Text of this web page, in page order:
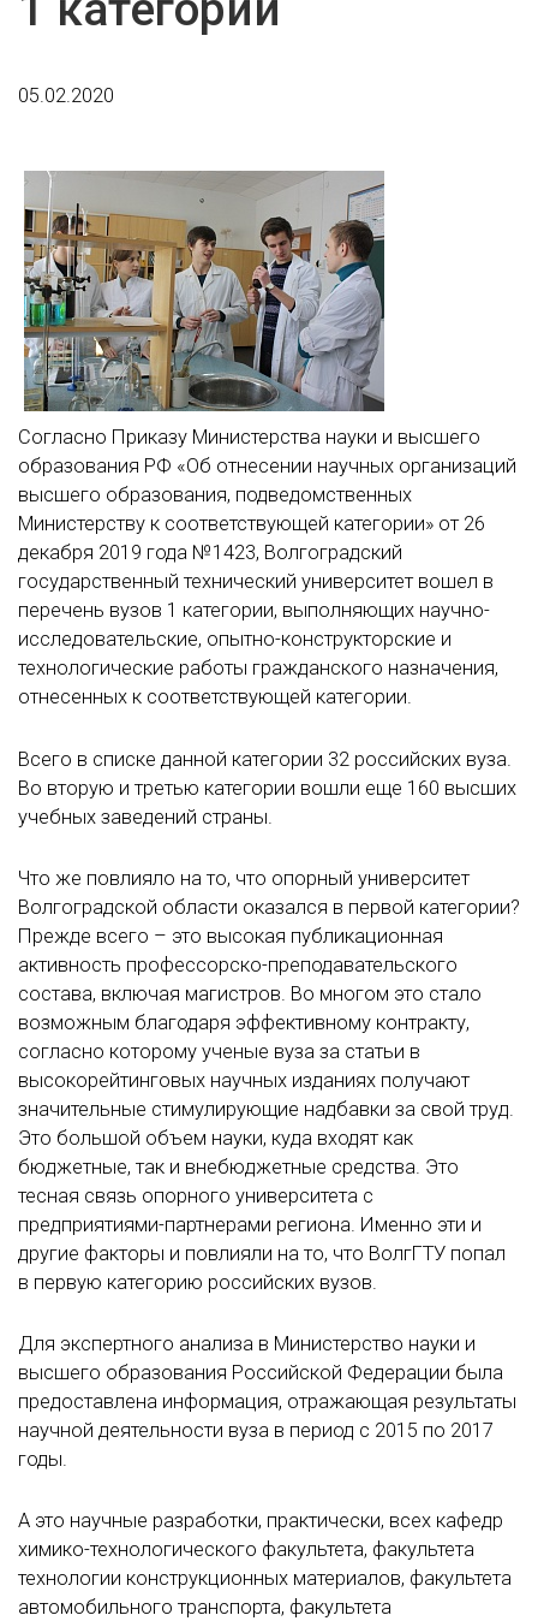
05.02.2020
Согласно Приказу Министерства науки и высшего
образования РФ «Об отнесении научных организаций
высшего образования, подведомственных
Министерству к соответствующей категории» от 26
декабря 2019 года №1423, Волгоградский
государственный технический университет вошел в
перечень вузов 1 категории, выполняющих научно-
исследовательские, опытно-конструкторские и
технологические работы гражданского назначения,
отнесенных к соответствующей категории.
Всего в списке данной категории 32 российских вуза.
Во вторую и третью категории вошли еще 160 высших
учебных заведений страны.
Что же повлияло на то, что опорный университет
Волгоградской области оказался в первой категории?
Прежде всего – это высокая публикационная
активность профессорско-преподавательского
состава, включая магистров. Во многом это стало
возможным благодаря эффективному контракту,
согласно которому ученые вуза за статьи в
высокорейтинговых научных изданиях получают
значительные стимулирующие надбавки за свой труд.
Это большой объем науки, куда входят как
бюджетные, так и внебюджетные средства. Это
тесная связь опорного университета с
предприятиями-партнерами региона. Именно эти и
другие факторы и повлияли на то, что ВолгГТУ попал
в первую категорию российских вузов.
Для экспертного анализа в Министерство науки и
высшего образования Российской Федерации была
предоставлена информация, отражающая результаты
научной деятельности вуза в период с 2015 по 2017
годы.
А это научные разработки, практически, всех кафедр
химико-технологического факультета, факультета
технологии конструкционных материалов, факультета
автомобильного транспорта, факультета